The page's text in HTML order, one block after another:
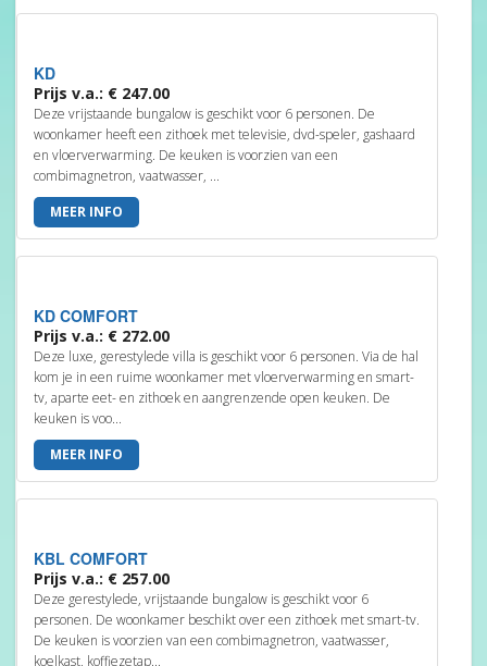
KD
Prijs v.a.: € 247.00
Deze vrijstaande bungalow is geschikt voor 6 personen. De
woonkamer heeft een zithoek met televisie, dvd-speler, gashaard
en vloerverwarming. De keuken is voorzien van een
combimagnetron, vaatwasser, ...
MEER INFO
KD COMFORT
Prijs v.a.: € 272.00
Deze luxe, gerestylede villa is geschikt voor 6 personen. Via de hal
kom je in een ruime woonkamer met vloerverwarming en smart-
tv, aparte eet- en zithoek en aangrenzende open keuken. De
keuken is voo...
MEER INFO
KBL COMFORT
Prijs v.a.: € 257.00
Deze gerestylede, vrijstaande bungalow is geschikt voor 6
personen. De woonkamer beschikt over een zithoek met smart-tv.
De keuken is voorzien van een combimagnetron, vaatwasser,
koelkast, koffiezetap...